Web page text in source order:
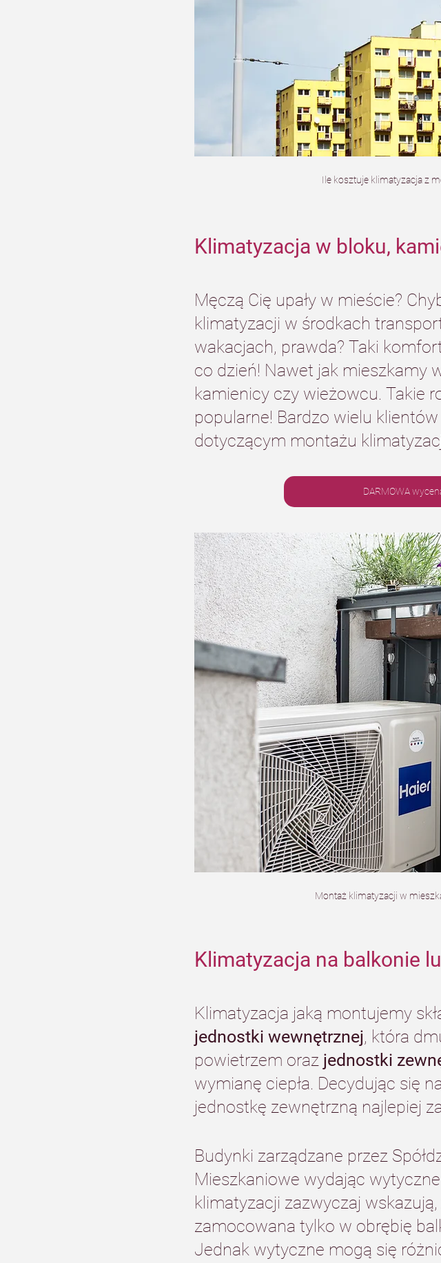
Ile kosztuje klimatyzacja z
Klimatyzacja w bloku,
Męczą Cię upały w mieście?
klimatyzacji w środkach
wakacjach, prawda? Taki
co dzień! Nawet jak mieszkamy
kamienicy czy wieżowcu. Takie
popularne! Bardzo wielu
dotyczącym montażu
DARMOWA
Montaż klimatyzacji w
Klimatyzacja na balkonie
Klimatyzacja jaką montujemy
jednostki wewnętrznej, która
powietrzem oraz jednostki
wymianę ciepła. Decydując się
jednostkę zewnętrzną najlepiej
Budynki zarządzane przez
Mieszkaniowe wydając
klimatyzacji zazwyczaj
zamocowana tylko w obrębię
Jednak wytyczne mogą się